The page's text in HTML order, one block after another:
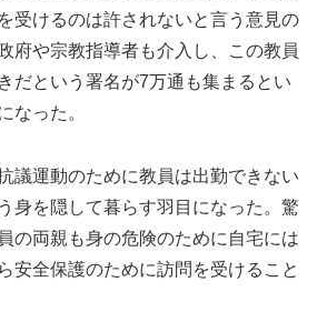
受けるのは許されないと言う意見の
府や宗教指導者も介入し、この教員
だという署名が7万通も集まるとい
なった。
議運動のために教員は出勤できない
身を隠して暮らす羽目になった。驚
の両親も身の危険のために自宅には
安全保護のために訪問を受けること